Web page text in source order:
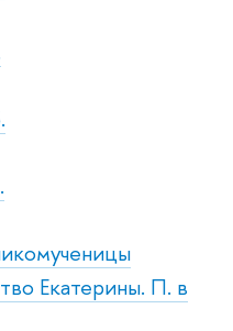
Екатерины. П. в